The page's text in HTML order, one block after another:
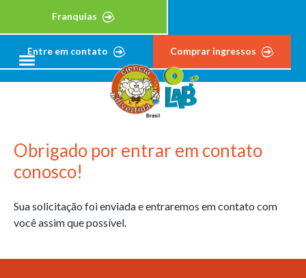
Franquias
Entre em contato Comprar ingressos
Obrigado por entrar em contato
conosco!
Sua solicitação foi enviada e entraremos em contato com
você assim que possível.